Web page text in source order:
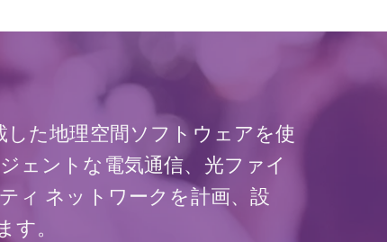
した地理空間ソフトウェアを使
ェントな電気通信、光ファイ
ィ ネットワークを計画、設
。